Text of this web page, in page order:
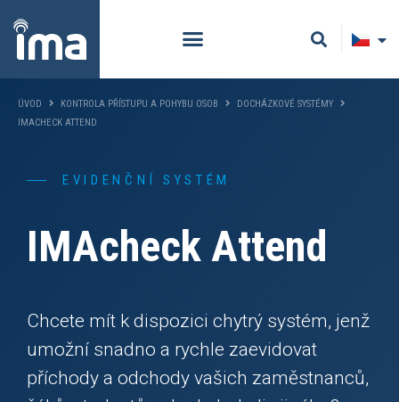
ÚVOD KONTROLA PŘÍSTUPU A POHYBU OSOB
DOCHÁZKOVÉ SYSTÉMY
IMACHECK ATTEND
EVIDENČNÍ SYSTÉM
IMAcheck Attend
Chcete mít k dispozici chytrý systém, jenž
umožní snadno a rychle zaevidovat
příchody a odchody vašich zaměstnanců,